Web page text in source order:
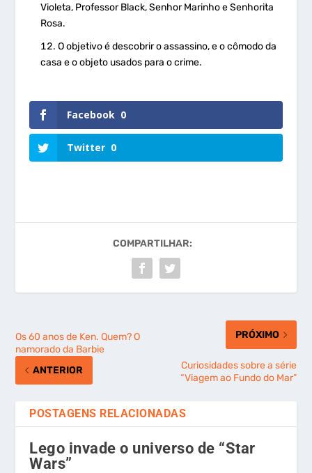
Violeta, Professor Black, Senhor Marinho e Senhorita
Rosa.
O objetivo é descobrir o assassino, e o cômodo da
casa e o objeto usados para o crime.
Facebook 0
Twitter 0
COMPARTILHAR:
Os 60 anos de Ken. Quem? O
namorado da Barbie
ANTERIOR
PRÓXIMO
Curiosidades sobre a série
“Viagem ao Fundo do Mar”
POSTAGENS RELACIONADAS
Lego invade o universo de “Star
Wars”